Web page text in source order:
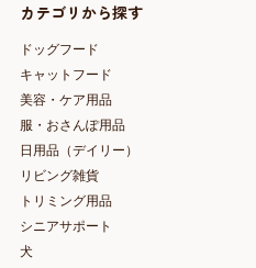
カテゴリから探す
ドッグフード
キャットフード
美容・ケア用品
服・おさんぽ用品
日用品（デイリー）
リビング雑貨
トリミング用品
シニアサポート
犬